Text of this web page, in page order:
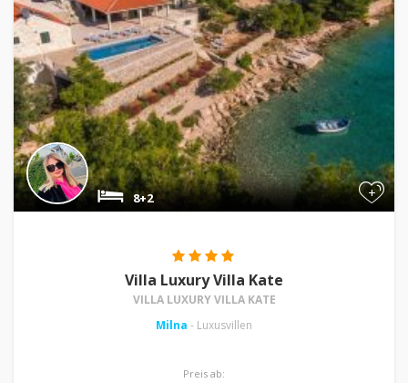
+
8+2
Villa Luxury Villa Kate
VILLA LUXURY VILLA KATE
Milna - Luxusvillen
Preis ab: